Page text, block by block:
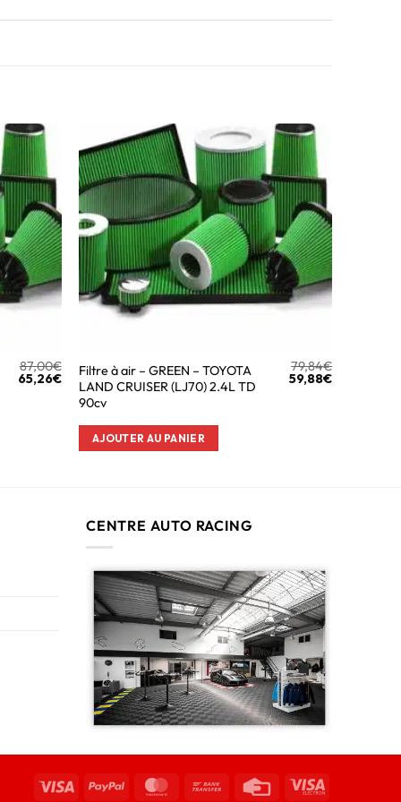
87,00€
65,26€
Filtre à air – GREEN – TOYOTA
LAND CRUISER (LJ70) 2.4L TD
90cv
79,84€
59,88€
AJOUTER AU PANIER
CENTRE AUTO RACING